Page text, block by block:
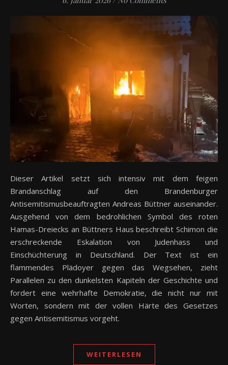
Dieser Artikel setzt sich intensiv mit dem feigen
Brandanschlag auf den Brandenburger
Antisemitismusbeauftragten Andreas Büttner auseinander.
Ausgehend von dem bedrohlichen Symbol des roten
Hamas-Dreiecks an Büttners Haus beschreibt Schimon die
erschreckende Eskalation von Judenhass und
Einschüchterung in Deutschland. Der Text ist ein
flammendes Plädoyer gegen das Wegsehen, zieht
Parallelen zu den dunkelsten Kapiteln der Geschichte und
fordert eine wehrhafte Demokratie, die nicht nur mit
Worten, sondern mit der vollen Härte des Gesetzes
gegen Antisemitismus vorgeht.
WEITERLESEN